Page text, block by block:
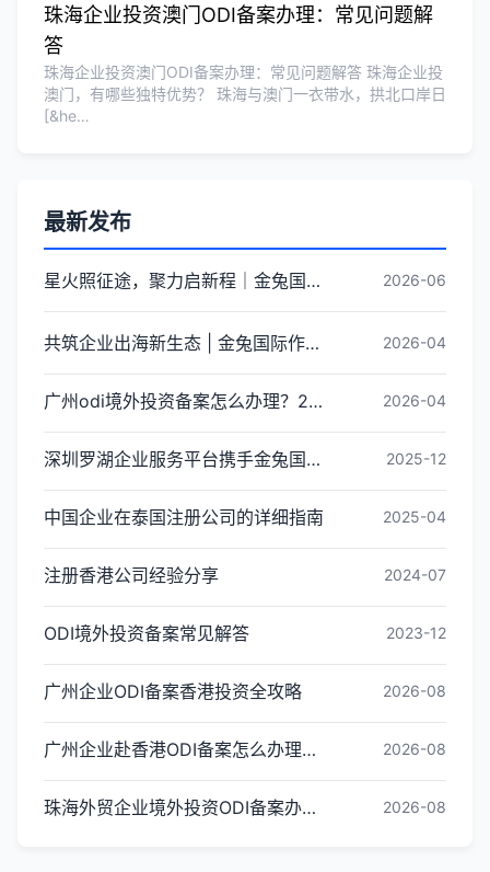
珠海企业投资澳门ODI备案办理：常见问题解
答
珠海企业投资澳门ODI备案办理：常见问题解答 珠海企业投
澳门，有哪些独特优势？ 珠海与澳门一衣带水，拱北口岸日
[&he…
最新发布
星火照征途，聚力启新程｜金兔国际井冈山红色研学团建圆满收官 2026-06
共筑企业出海新生态 | 金兔国际作为代表单位亮相宝安区出海服务中心揭牌仪式 2026-04
广州odi境外投资备案怎么办理？2026年最新流程详解 2026-04
深圳罗湖企业服务平台携手金兔国际ODI备案专家,共建跨境出海全链条服务新生态 2025-12
中国企业在泰国注册公司的详细指南 2025-04
注册香港公司经验分享 2024-07
ODI境外投资备案常见解答 2023-12
广州企业ODI备案香港投资全攻略 2026-08
广州企业赴香港ODI备案怎么办理？全流程详解 2026-08
珠海外贸企业境外投资ODI备案办理条件与流程 2026-08